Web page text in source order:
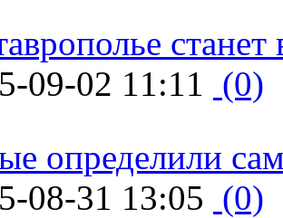
09-02 11:11 (0)
определили
08-31 13:05 (0)